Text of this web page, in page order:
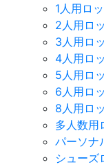
1人用ロ
2人用ロ
3人用ロ
4人用ロ
5人用ロ
6人用ロ
8人用ロ
多人数用
パーソナ
シューズ